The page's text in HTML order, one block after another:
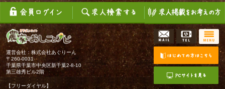
運営会社：株式会社あぐりーん
〒260-0031
千葉県千葉市中央区新千葉2-8-10
第三雄秀ビル2階
【フリーダイヤル】